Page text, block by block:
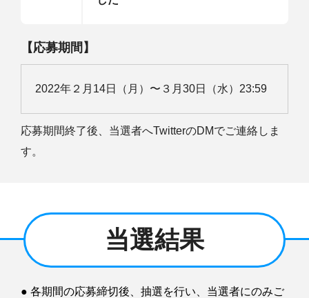
【応募期間】
2022年２月14日（月）〜３月30日（水）23:59
応募期間終了後、当選者へTwitterのDMでご連絡しま
す。
当選結果
● 各期間の応募締切後、抽選を行い、当選者にのみご